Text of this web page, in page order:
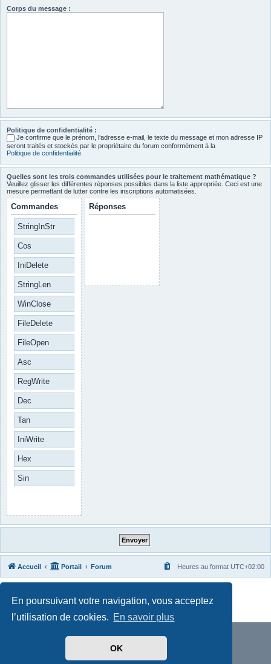
En poursuivant votre navigation, vous acceptez
l’utilisation de cookies. En savoir plus
OK
Corps du message :
Politique de confidentialité :
Je confirme que le prénom, l‘adresse e-mail, le texte du message et mon adresse IP
seront traités et stockés par le propriétaire du forum conformément à la
Politique de confidentialité
Quelles sont les trois commandes utilisées pour le traitement mathématique ?
Veuillez glisser les différentes réponses possibles dans la liste appropriée. Ceci est une
mesure permettant de lutter contre les inscriptions automatisées.
Commandes
StringInStr
Cos
IniDelete
StringLen
WinClose
FileDelete
FileOpen
Asc
RegWrite
Dec
Tan
IniWrite
Hex
Sin
Réponses
Accueil Portail Forum Heures au format UTC+02:00
Traduit parphpBB-fr.com